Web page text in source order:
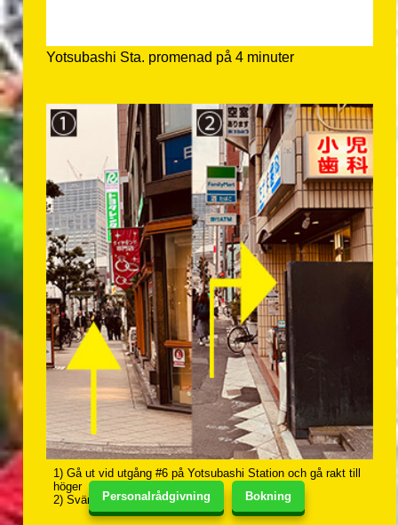
Personalrådgivning Bokning
Yotsubashi Sta. promenad på 4 minuter
1) Gå ut vid utgång #6 på Yotsubashi Station och gå rakt till
höger
2) Sväng höger efter Family Mart